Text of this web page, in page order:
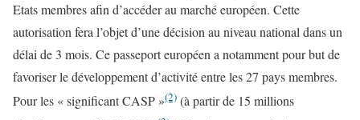
Etats membres afin d’accéder au marché européen. Cette
autorisation fera l’objet d’une décision au niveau national dans un
délai de 3 mois. Ce passeport européen a notamment pour but de
favoriser le développement d’activité entre les 27 pays membres.
Pour les « significant CASP »(2) (à partir de 15 millions